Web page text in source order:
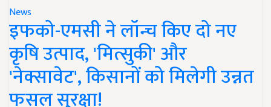
News
इफको-एमसी ने लॉन्च किए दो नए
कृषि उत्पाद, 'मित्सुकी' और
'नेक्सावेट', किसानों को मिलेगी उन्नत
फसल सुरक्षा!